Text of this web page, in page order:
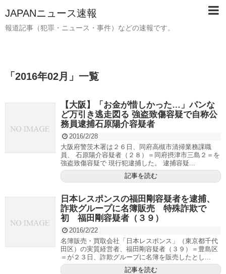
JAPANニュース速報
報道記事（犯罪・ニュース・事件）などの速報です。
「 2016年02月 」 一覧
【大阪】「お金が惜しかった…」パンな
ど万引き逃走図る 強盗致傷容疑で自称公
務員逮捕石原陽介容疑者
2016/2/28
大阪府警茨木署は２６日、同府高槻市清掃業務課職
員、 石原陽介容疑者（２８）＝同府摂津市三島２＝を
強盗致傷容疑で 現行犯逮捕した。 逮捕容疑...
記事を読む
日本レスポンスの福田剛容疑者を逮捕、
詐欺グループに名簿販売 特殊詐欺で
初 福田剛容疑者（３９）
2016/2/22
名簿販売・買取会社「日本レスポンス」（東京都千代
田区）の実質経営者、福田剛容疑者（３９）＝豊島区
＝が２３日、詐欺グループに名簿を販売したとし...
記事を読む